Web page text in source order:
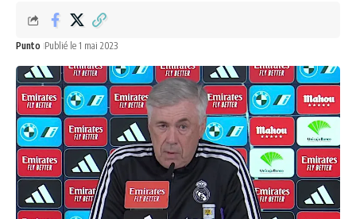
Punto Publié le 1 mai 2023